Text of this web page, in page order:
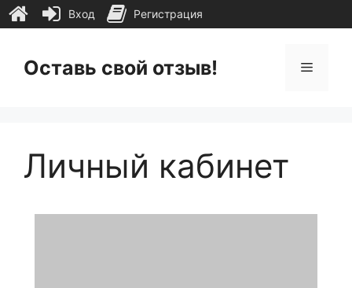
содержимому
Оставь свой отзыв! Меню
Личный кабинет
Вход Регистрация